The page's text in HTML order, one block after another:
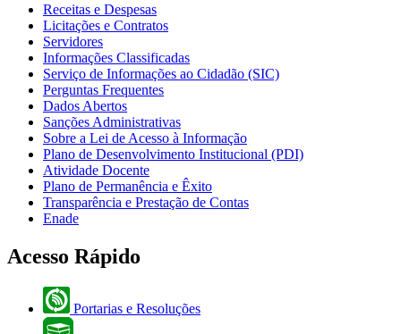
Receitas e Despesas
Licitações e Contratos
Servidores
Informações Classificadas
Serviço de Informações ao Cidadão (SIC)
Perguntas Frequentes
Dados Abertos
Sanções Administrativas
Sobre a Lei de Acesso à Informação
Plano de Desenvolvimento Institucional (PDI)
Atividade Docente
Plano de Permanência e Êxito
Transparência e Prestação de Contas
Enade
Acesso Rápido
Portarias e Resoluções